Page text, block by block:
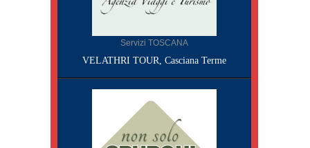
Servizi TOSCANA
VELATHRI TOUR, Casciana Terme